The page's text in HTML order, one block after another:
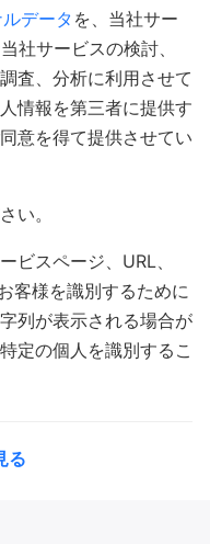
データ を、当社サー
社サービスの検討、
査、分析に利用させて
情報を第三者に提供す
意を得て提供させてい
い。
ビスページ、URL、
客様を識別するために
列が表示される場合が
定の個人を識別するこ
る